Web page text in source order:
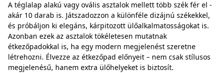
A téglalap alakú vagy ovális asztalok mellett több szék fér el -
akár 10 darab is. Játszadozzon a különféle dizájnú székekkel,
és próbáljon ki elegáns, kárpitozott ülőalkalmatosságokat is.
Azonban ezek az asztalok tökéletesen mutatnak
étkezőpadokkal is, ha egy modern megjelenést szeretne
létrehozni. Élvezze az étkezőpad előnyeit – nem csak stílusos
megjelenésű, hanem extra ülőhelyeket is biztosít.